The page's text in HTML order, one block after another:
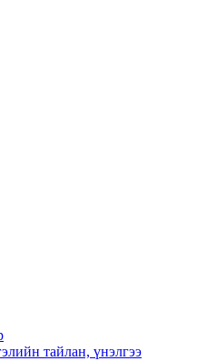
тайлан, үнэлгээ